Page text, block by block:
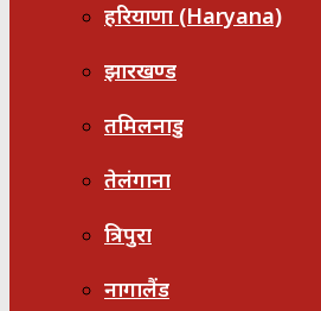
हरियाणा (Haryana)
झारखण्ड
तमिलनाडु
तेलंगाना
त्रिपुरा
नागालैंड